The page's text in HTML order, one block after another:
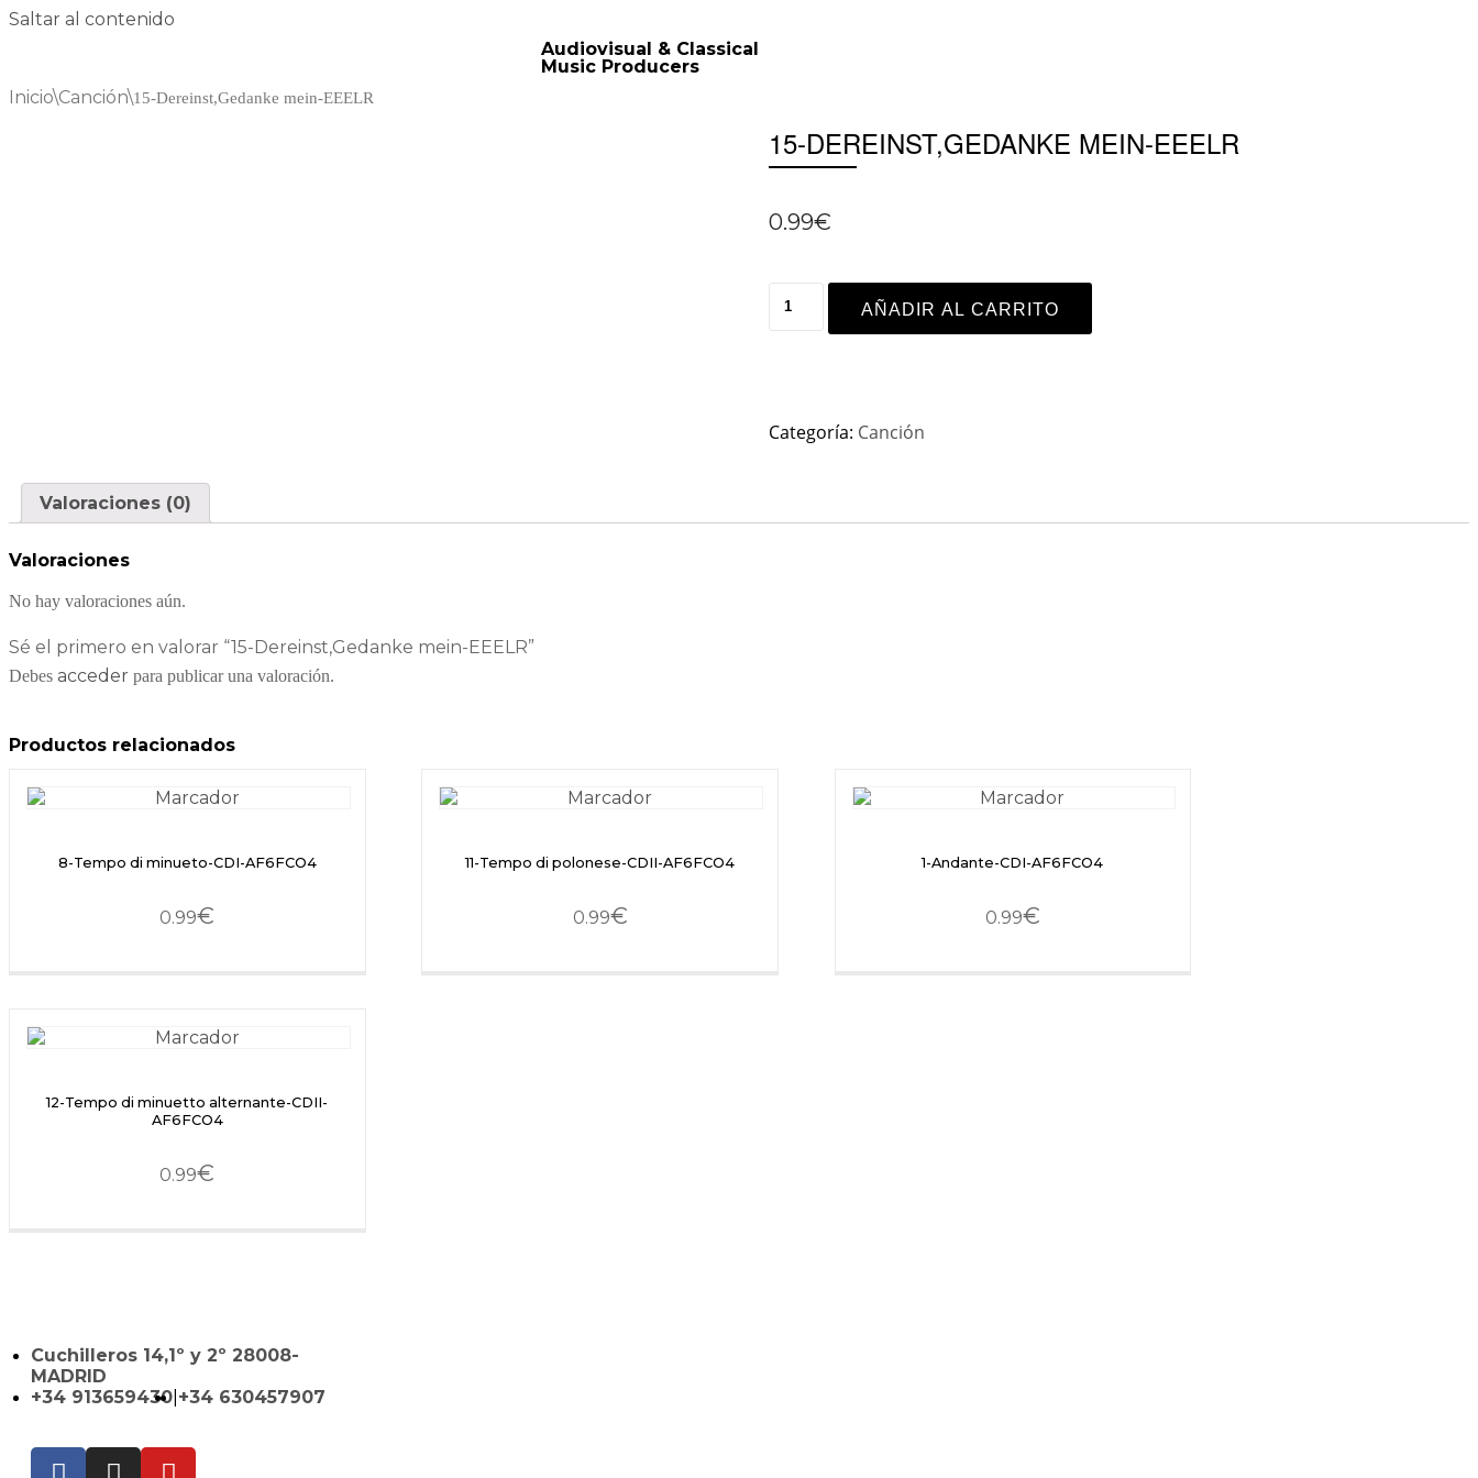
Saltar al contenido
Audiovisual & Classical
Music Producers
Inicio\Canción\15-Dereinst,Gedanke mein-EEELR
15-DEREINST,GEDANKE MEIN-EEELR
0.99€
AÑADIR AL CARRITO
Categoría: Canción
Valoraciones (0)
Valoraciones
No hay valoraciones aún.
Sé el primero en valorar “15-Dereinst,Gedanke mein-EEELR”
Debes acceder para publicar una valoración.
Productos relacionados
8-Tempo di minueto-CDI-AF6FCO4
0.99€
11-Tempo di polonese-CDII-AF6FCO4
0.99€
1-Andante-CDI-AF6FCO4
0.99€
12-Tempo di minuetto alternante-CDII-
AF6FCO4
0.99€
Cuchilleros 14,1º y 2º 28008-
MADRID
+34 913659430 +34 630457907